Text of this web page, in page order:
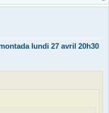
lundi 27 avril 20h30